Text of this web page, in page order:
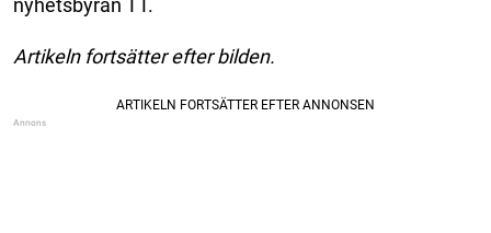
nyhetsbyrån TT.
Artikeln fortsätter efter bilden.